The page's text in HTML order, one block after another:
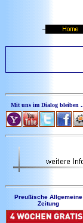
Mit uns im Dialog bleiben
Preußische Allgemeine
Zeitung